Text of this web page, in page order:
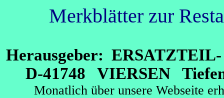
Merkblätter zur
Herausgeber:
D-41748 VIERSEN
Monatlich über unsere